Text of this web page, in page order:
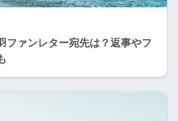
ファンレター宛先は？返事やフ